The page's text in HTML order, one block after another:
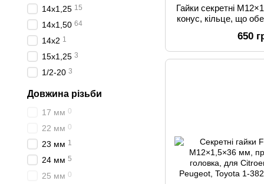
Гайки секретні
конус, кільце, що
650
14x1,25 15
14x1,50 64
14x2 1
15x1,25 3
1/2-20 3
Довжина різьби
17 мм 0
22 мм 0
23 мм 1
24 мм 5
25 мм 0